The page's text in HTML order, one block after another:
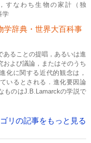
すなわち生物の家計（独
学
学辞典・世界大百科事
あることの提唱，あるいは進
および議論，またはそのうち
化に関する近代的観念は，
いるとされる．進化要因論
ものはJ.B.Lamarckの学説で
リの記事をもっと見る